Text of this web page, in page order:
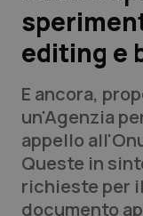
Studi e Analisi
Lettere al
Edizioni
QS Pro
Professionisti
editing e
E ancora,
un'Agenzia
appello
Queste in
richieste per
documento